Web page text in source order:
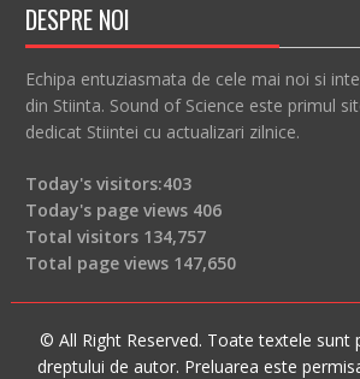
DESPRE NOI
Echipa entuziasmata de cele mai noi si
din Stiinta. Sound of Science este primul
dedicat Stiintei cu actualizari zilnice.
Today's visitors:403
Today's page views 406
Total visitors 134,757
Total page views 147,650
© All Right Reserved. Toate textele sunt
dreptului de autor. Preluarea este